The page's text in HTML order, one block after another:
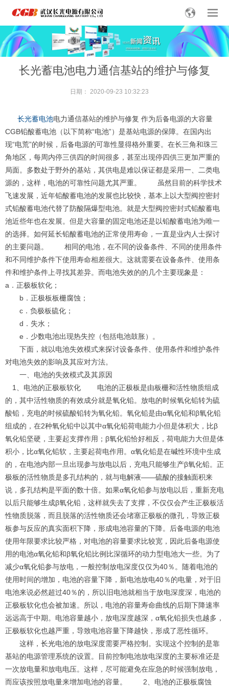
长光蓄电池电力通信基站的维护与修复
日期： 2020-09-23 10:32:23
长光蓄电池电力通信基站的维护与修复 作为后备电源的大容量
CGB铅酸蓄电池（以下简称“电池”）是基站电源的保障。在国内出
现“电荒”的时候，后备电源的可靠性显得格外重要。在长三角和珠三
角地区，每周内停三供四的时间很多，甚至出现停四供三更加严重的
局面。多数处于野外的基站，其供电是难以保证都是采用一、二类电
源的，这样， 电池的可靠性问题尤其严重。 虽然目前的科学技术
飞速发展，近年铅酸蓄电池的发展也比较快，基本上以大型阀控密封
式铅酸蓄电池代替了防酸隔爆型电池。就是大型阀控密封式铅酸蓄电
池近些年也在发展。但是大容量的固定电池还是以铅酸蓄电池为唯一
的选择。如何延长铅酸蓄电池的正常使用寿命，一直是业内人士探讨
的主要问题。 相同的电池，在不同的设备条件、不同的使用条件
和不同维护条件下使用寿命相差很大。这就需要在设备条件、使用条
件和维护条件上寻找其差异。而电池失效的的几个主要现象是：
a．正极板软化；
b．正极板板栅腐蚀；
c．负极板硫化；
d．失水；
e．少数电池出现热失控（包括电池鼓胀）。
下面，就以电池失效模式来探讨设备条件、使用条件和维护条件
对电池失效的影响及其应对方法。
一、电池的失效模式及其原因
1、电池的正极板软化 电池的正极板是由板栅和活性物质组成
的，其中活性物质的有效成分就是氧化铅。放电的时候氧化铅转为硫
酸铅，充电的时候硫酸铅转为氧化铅。氧化铅是由α氧化铅和β氧化铅
组成的，在2种氧化铅中以其中α氧化铅荷电能力小但是体积大，比β
氧化铅坚硬，主要起支撑作用；β氧化铅恰好相反，荷电能力大但是体
积小，比α氧化铅软，主要起荷电作用。α氧化铅是在碱性环境中生成
的，在电池内部一旦出现参与放电以后，充电只能够生产β氧化铅。正
极板的活性物质是多孔结构的，就与电解液——硫酸的接触面积来
说，多孔结构是平面的数十倍。如果α氧化铅参与放电以后，重新充电
以后只能够生成β氧化铅，这样就失去了支撑，不仅仅会产生正极板活
性物质脱落，而且脱落的活性物质还会堵塞正极板的微孔，导致正极
板参与反应的真实面积下降，形成电池容量的下降。后备电源的电池
使用年限要求比较严格，对电池的容量要求比较宽，因此后备电源使
用的电池α氧化铅和β氧化铅比例比深循环的动力型电池大一些。为了
减少α氧化铅参与放电，一般控制放电深度仅仅为40％。随着电池的
使用时间的增加，电池的容量下降，新电池放电40％的电量，对于旧
电池来说必然超过40％的，所以旧电池就相当于放电深度深，电池的
正极板软化也会被加速。所以，电池的容量寿命曲线的后期下降速率
远远高于中期。电池容量越小，放电深度越深，α氧化铅损失也越多，
正极板软化也越严重，导致电池容量下降越快，形成了恶性循环。
这样， 长光电池的放电深度需要严格控制。实现这个控制的是靠
基站的电源管理系统的设置。目前控制电池放电深度的主要标准还是
一次放电量和放电电压。这样，尽可能避免在应急的时候强制放电，
而应该按照放电量来增加电池的容量。 2、电池的正极板腐蚀